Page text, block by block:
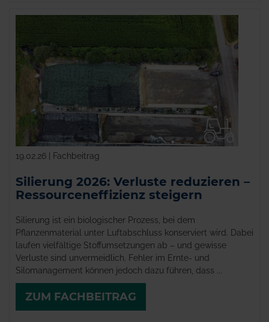
19.02.26 | Fachbeitrag
Silierung 2026: Verluste reduzieren –
Ressourceneffizienz steigern
Silierung ist ein biologischer Prozess, bei dem
Pflanzenmaterial unter Luftabschluss konserviert wird. Dabei
laufen vielfältige Stoffumsetzungen ab – und gewisse
Verluste sind unvermeidlich. Fehler im Ernte- und
Silomanagement können jedoch dazu führen, dass ...
ZUM FACHBEITRAG